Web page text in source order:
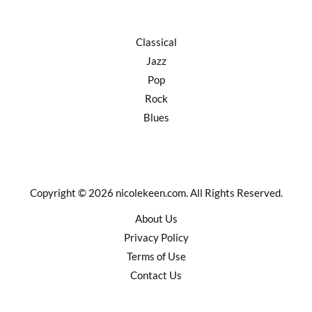
Classical
Jazz
Pop
Rock
Blues
Copyright © 2026 nicolekeen.com. All Rights Reserved.
About Us
Privacy Policy
Terms of Use
Contact Us